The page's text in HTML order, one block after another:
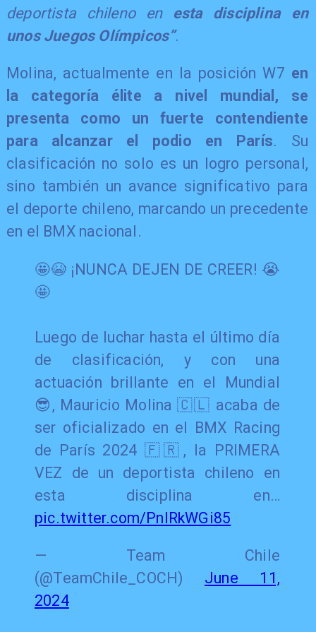
deportista chileno en esta disciplina en
unos Juegos Olímpicos”.
Molina, actualmente en la posición W7 en
la categoría élite a nivel mundial, se
presenta como un fuerte contendiente
para alcanzar el podio en París. Su
clasificación no solo es un logro personal,
sino también un avance significativo para
el deporte chileno, marcando un precedente
en el BMX nacional.
🤩😭 ¡NUNCA DEJEN DE CREER! 😭
🤩
Luego de luchar hasta el último día
de clasificación, y con una
actuación brillante en el Mundial
😎, Mauricio Molina 🇨🇱 acaba de
ser oficializado en el BMX Racing
de París 2024 🇫🇷, la PRIMERA
VEZ de un deportista chileno en
esta disciplina en…
pic.twitter.com/PnIRkWGi85
— Team Chile
(@TeamChile_COCH) June 11,
2024